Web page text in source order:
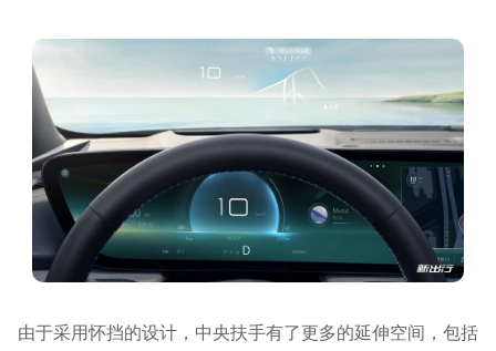
由于采用怀挡的设计，中央扶手有了更多的延伸空间，包括